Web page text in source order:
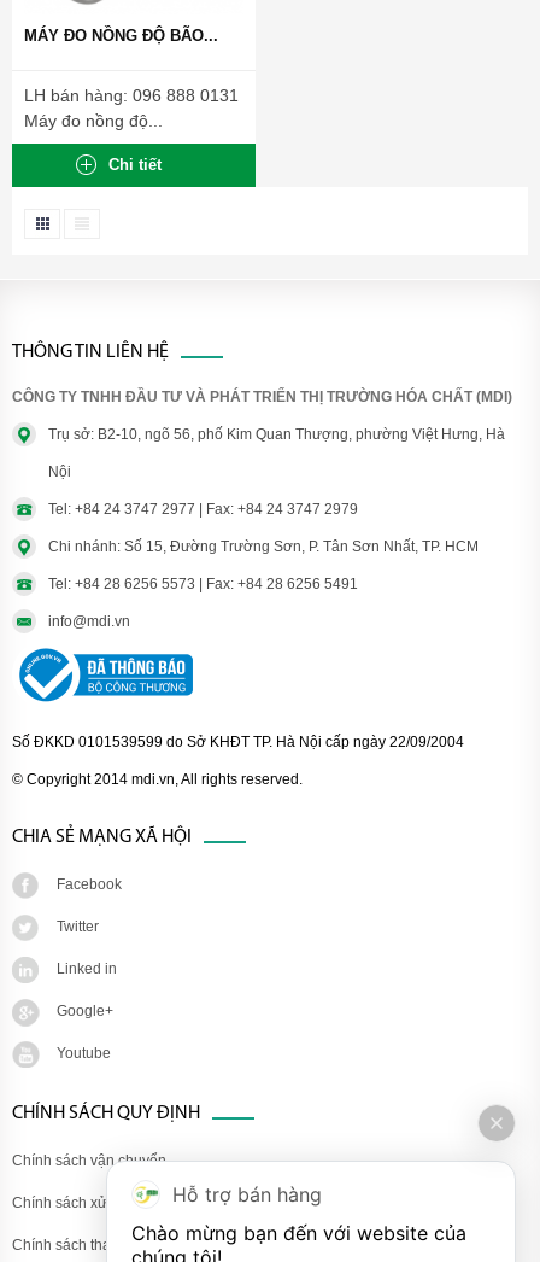
MÁY ĐO NỒNG ĐỘ BÃO...
LH bán hàng: 096 888 0131
Máy đo nồng độ...
Chi tiết
THÔNG TIN LIÊN HỆ
CÔNG TY TNHH ĐẦU TƯ VÀ PHÁT TRIỂN THỊ TRƯỜNG HÓA CHẤT (MDI)
Trụ sở: B2-10, ngõ 56, phố Kim Quan Thượng, phường Việt Hưng, Hà
Nội
Tel: +84 24 3747 2977 | Fax: +84 24 3747 2979
Chi nhánh: Số 15, Đường Trường Sơn, P. Tân Sơn Nhất, TP. HCM
Tel: +84 28 6256 5573 | Fax: +84 28 6256 5491
info@mdi.vn
Số ĐKKD 0101539599 do Sở KHĐT TP. Hà Nội cấp ngày 22/09/2004
© Copyright 2014 mdi.vn, All rights reserved.
CHIA SẺ MẠNG XÃ HỘI
Facebook
Twitter
Linked in
Google+
Youtube
CHÍNH SÁCH QUY ĐỊNH
Chính sách vận chuyển
Chính sách xử lý khiếu nại
Chính sách thanh toán
Hỗ trợ bán hàng
Chào mừng bạn đến với website của
chúng tôi!